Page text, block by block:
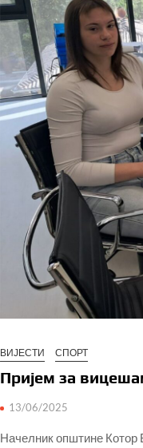
ВИЈЕСТИ СПОРТ
Пријем за
13/06/2025
Начелник општине Котор